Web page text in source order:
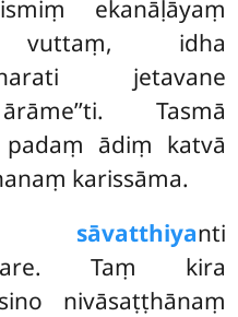
ekanāḷāyaṃ
vuttaṃ, idha
jetavane
Tasmā
padaṃ ādiṃ katvā
karissāma.
sāvatthiyanti
Taṃ kira
nivāsaṭṭhānaṃ